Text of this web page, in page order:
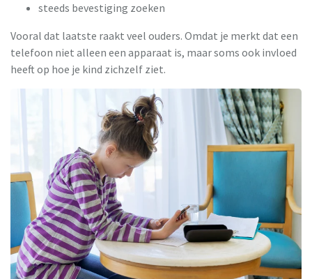
steeds bevestiging zoeken
Vooral dat laatste raakt veel ouders. Omdat je merkt dat een
telefoon niet alleen een apparaat is, maar soms ook invloed
heeft op hoe je kind zichzelf ziet.